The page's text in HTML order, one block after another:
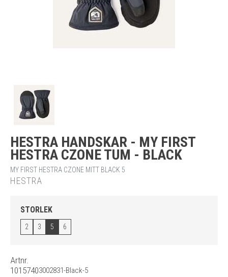
HESTRA HANDSKAR - MY FIRST
HESTRA CZONE TUM - BLACK
MY FIRST HESTRA CZONE MITT BLACK 5
HESTRA
STORLEK
2 3 5 6
Artnr.
10157403002831-Black-5